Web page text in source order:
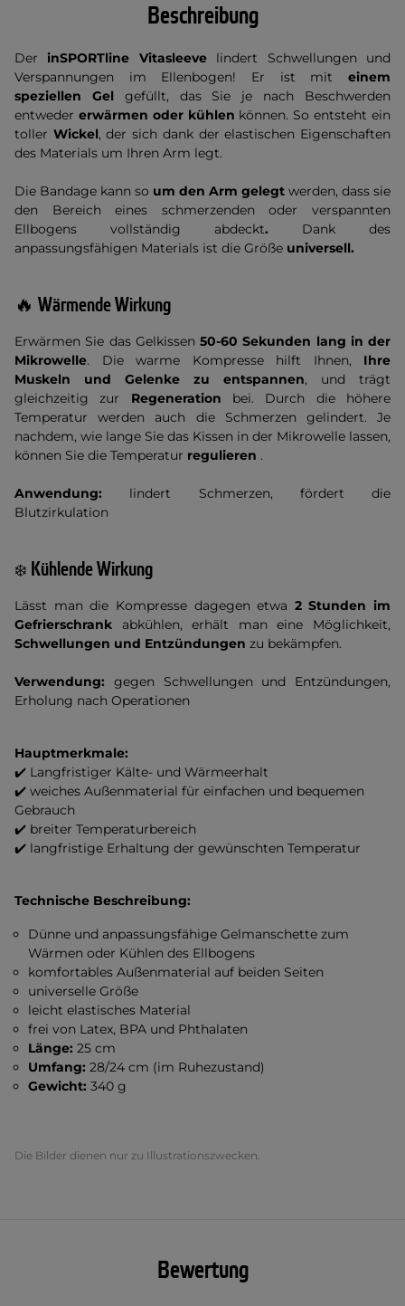
Beschreibung
Der inSPORTline Vitasleevelindert Schwellungen und
Verspannungen im Ellenbogen! Er ist mit einem
speziellen Gelgefüllt, das Sie je nach Beschwerden
entweder erwärmen oder kühlen können. So entsteht ein
toller Wickel, der sich dank der elastischen Eigenschaften
des Materials um Ihren Arm legt.
Die Bandage kann so um den Arm gelegt werden, dass sie
den Bereich eines schmerzenden oder verspannten
Ellbogens vollständig abdeckt. Dank des
anpassungsfähigen Materials ist die Größe universell.
🔥 Wärmende Wirkung
Erwärmen Sie das Gelkissen 50-60 Sekunden lang in der
Mikrowelle. Die warme Kompresse hilft Ihnen, Ihre
Muskeln und Gelenke zu entspannen, und trägt
gleichzeitig zur Regeneration bei. Durch die höhere
Temperatur werden auch die Schmerzen gelindert. Je
nachdem, wie lange Sie das Kissen in der Mikrowelle lassen,
können Sie die Temperatur regulieren .
Anwendung: lindert Schmerzen, fördert die
Blutzirkulation
❄️ Kühlende Wirkung
Lässt man die Kompresse dagegen etwa 2 Stunden im
Gefrierschrank abkühlen, erhält man eine Möglichkeit,
Schwellungen und Entzündungen zu bekämpfen.
Verwendung: gegen Schwellungen und Entzündungen,
Erholung nach Operationen
Hauptmerkmale:
✔️ Langfristiger Kälte- und Wärmeerhalt
✔️ weiches Außenmaterial für einfachen und bequemen
Gebrauch
✔️ breiter Temperaturbereich
✔️ langfristige Erhaltung der gewünschten Temperatur
Technische Beschreibung:
Dünne und anpassungsfähige Gelmanschette zum
Wärmen oder Kühlen des Ellbogens
komfortables Außenmaterial auf beiden Seiten
universelle Größe
leicht elastisches Material
frei von Latex, BPA und Phthalaten
Länge:25 cm
Umfang:28/24 cm (im Ruhezustand)
Gewicht: 340 g
Die Bilder dienen nur zu Illustrationszwecken.
Bewertung